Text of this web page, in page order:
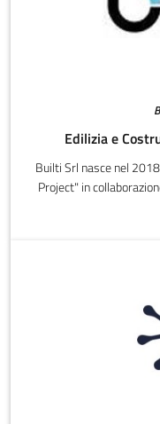
Edilizia e
Builti Srl nasce nel
Project" in
supporto
infrastrutture,